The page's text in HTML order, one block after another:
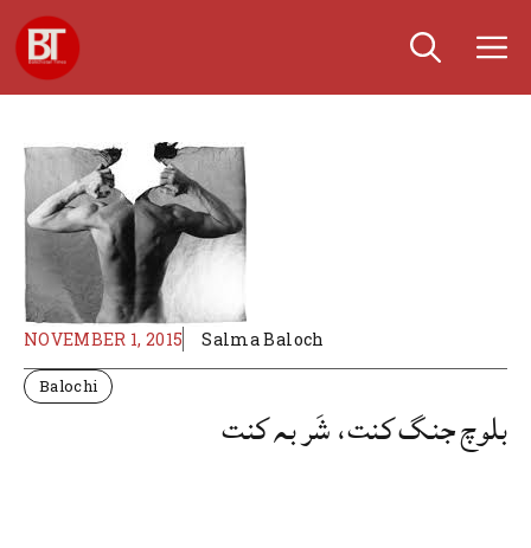
Skip
to
content
NOVEMBER 1, 2015 Salma Baloch
Balochi
بلوچ جنگ کنت، شَر بہ کنت